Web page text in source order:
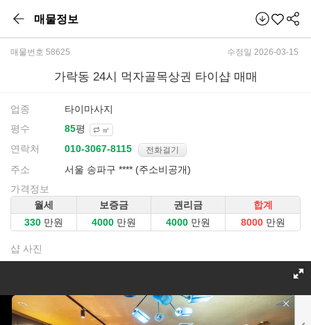
매물정보
매물번호 58625 수정일 2026-03-15
가락동 24시 먹자골목상권 타이샵 매매
업종
타이마사지
평수
평 ㎡
연락처 전화걸기
주소
서울 송파구 **** (주소비공개)
가격정보
월세
보증금 권리금
합계
만원
만원 만원 만원
샵 사진